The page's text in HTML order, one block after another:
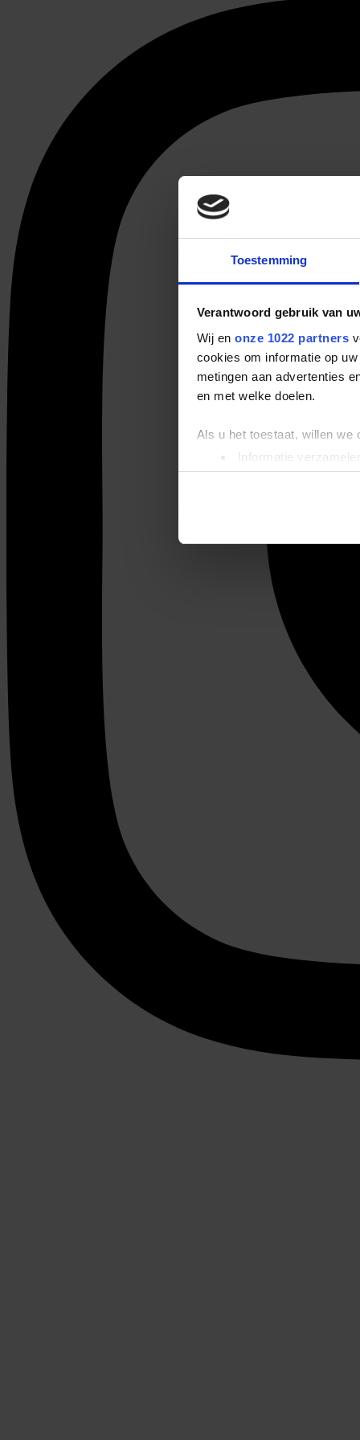
Toestemming
Verantwoord gebruik van
Wij en onze 1022 partners
cookies om informatie op
metingen aan advertenties
en met welke doelen.
Als u het toestaat, willen we
Informatie
Uw apparaat
Lees meer over hoe uw
We gebruiken cookies om
websiteverkeer te
media, adverteren en
verstrekt of die ze hebben